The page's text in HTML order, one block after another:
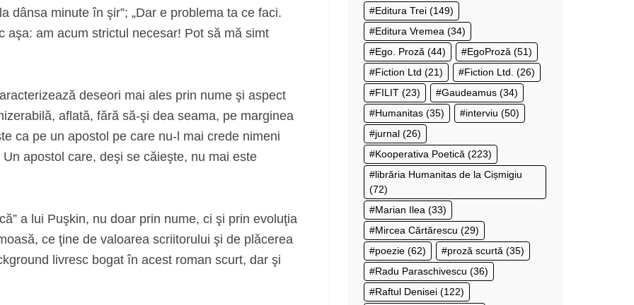
dânsa minute în şir”; „Dar e problema ta ce faci.
aşa: am acum strictul necesar! Pot să mă simt
deseori mai ales prin nume şi aspect
aflată, fără să-şi dea seama, pe marginea
ca pe un apostol pe care nu-l mai crede nimeni
apostol care, deşi se căieşte, nu mai este
a lui Puşkin, nu doar prin nume, ci şi prin evoluţia
ce ţine de valoarea scriitorului şi de plăcerea
livresc bogat în acest roman scurt, dar şi
Editura Trei (149)
Editura Vremea (34)
Ego. Proză (44) EgoProză (51)
Fiction Ltd (21) Fiction Ltd. (26)
FILIT (23) Gaudeamus (34)
Humanitas (35) interviu (50)
jurnal (26)
Kooperativa Poetică (223)
librăria Humanitas de la Cișmigiu
(72)
Marian Ilea (33)
Mircea Cărtărescu (29)
poezie (62) proză scurtă (35)
Radu Paraschivescu (36)
Raftul Denisei (122)